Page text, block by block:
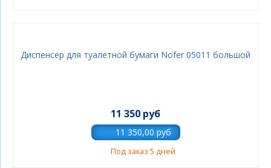
Диспенсер для туалетной бумаги Nofer 05011 большой
11 350 руб
Под заказ 5 дней